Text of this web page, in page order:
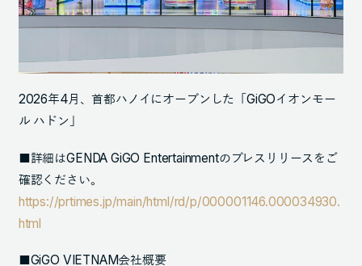
2026年4月、首都ハノイにオープンした「GiGOイオンモー
ル ハドン」
■詳細はGENDA GiGO Entertainmentのプレスリリースをご
確認ください。
https://prtimes.jp/main/html/rd/p/000001146.000034930.
html
■GiGO VIETNAM会社概要